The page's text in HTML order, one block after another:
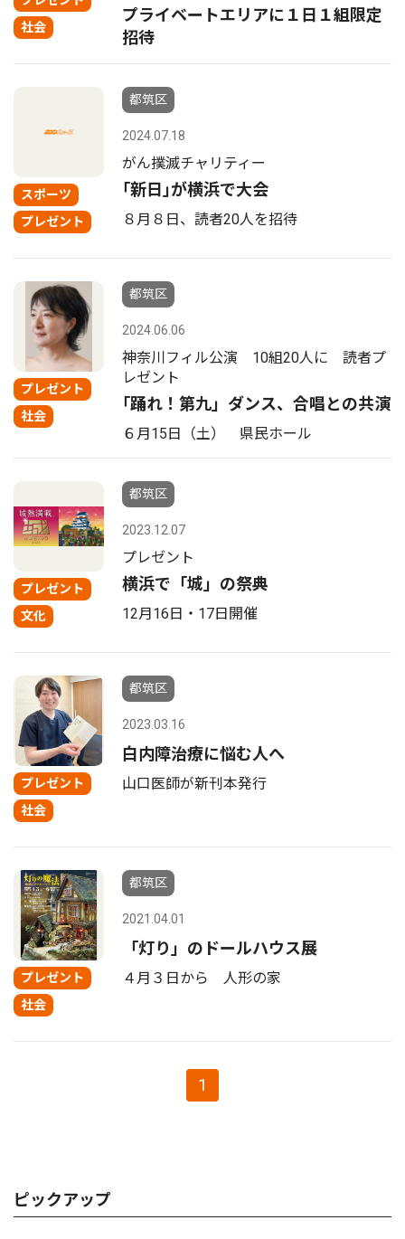
社会
プライベートエリアに１日１組限定
招待
スポーツ
プレゼント
都筑区
2024.07.18
がん撲滅チャリティー
｢新日｣が横浜で大会
８月８日、読者20人を招待
プレゼント
社会
都筑区
2024.06.06
神奈川フィル公演 10組20人に 読者プ
レゼント
｢踊れ！第九」ダンス、合唱との共演
６月15日（土） 県民ホール
プレゼント
文化
都筑区
2023.12.07
プレゼント
横浜で「城」の祭典
12月16日・17日開催
プレゼント
社会
都筑区
2023.03.16
白内障治療に悩む人へ
山口医師が新刊本発行
プレゼント
社会
都筑区
2021.04.01
「灯り」のドールハウス展
４月３日から 人形の家
1
ピックアップ